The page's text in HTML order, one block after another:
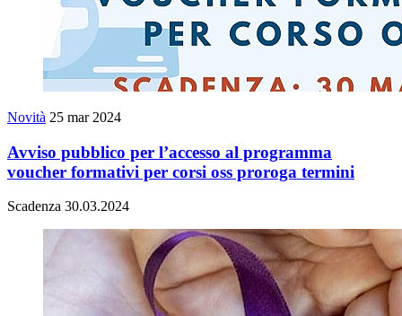
Novità 25 mar 2024
Avviso pubblico per l’accesso al programma
voucher formativi per corsi oss proroga termini
Scadenza 30.03.2024